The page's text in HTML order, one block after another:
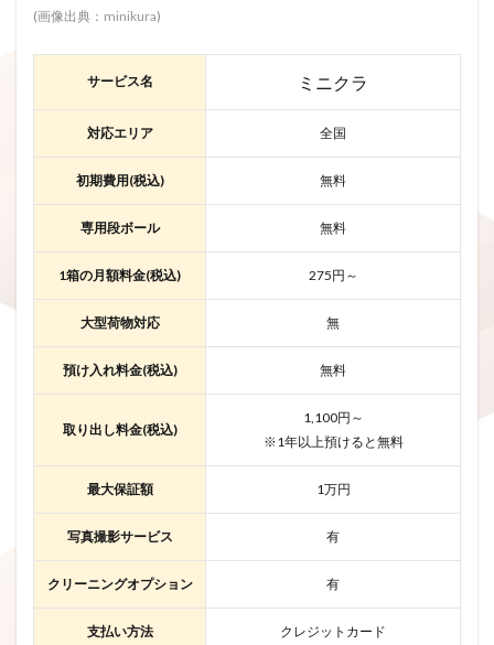
(画像出典： minikura)
サービス名 ミニクラ
対応エリア 全国
初期費用(税込) 無料
専用段ボール 無料
1箱の月額料金(税込) 275円～
大型荷物対応 無
預け入れ料金(税込) 無料
取り出し料金(税込)
1,100円～
※1年以上預けると無料
最大保証額 1万円
写真撮影サービス 有
クリーニングオプション 有
支払い方法 クレジットカード